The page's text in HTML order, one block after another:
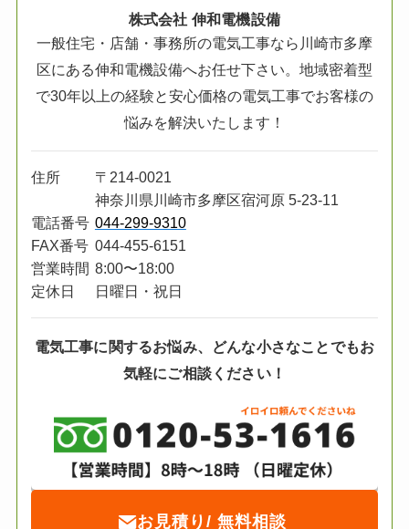
株式会社 伸和電機設備
一般住宅・店舗・事務所の電気工事なら川崎市多摩
区にある伸和電機設備へお任せ下さい。地域密着型
で30年以上の経験と安心価格の電気工事でお客様の
悩みを解決いたします！
住所
〒214-0021
神奈川県川崎市多摩区宿河原 5-23-11
電話番号 044-299-9310
FAX番号 044-455-6151
営業時間 8:00〜18:00
定休日
日曜日・祝日
電気工事に関するお悩み、どんな小さなことでもお
気軽にご相談ください！
お見積り/ 無料相談